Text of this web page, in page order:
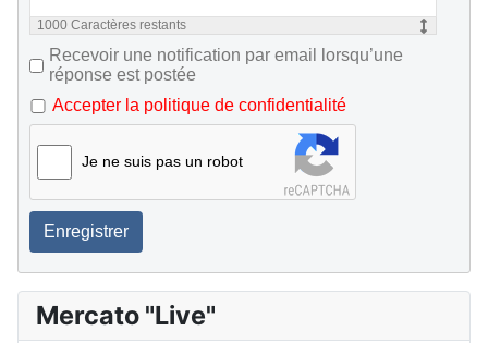
1000 Caractères restants
Recevoir une notification par email lorsqu’une
réponse est postée
Accepter la politique de confidentialité
Je ne suis pas un robot
Enregistrer
Mercato "Live"